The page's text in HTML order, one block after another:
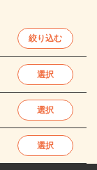
絞り込む
選択
選択
選択